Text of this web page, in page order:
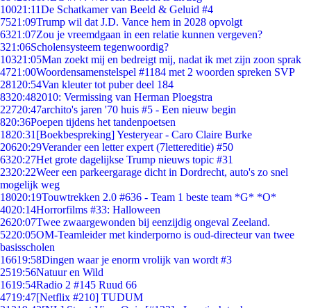
10021:11De Schatkamer van Beeld & Geluid #4
7521:09Trump wil dat J.D. Vance hem in 2028 opvolgt
6321:07Zou je vreemdgaan in een relatie kunnen vergeven?
321:06Scholensysteem tegenwoordig?
10321:05Man zoekt mij en bedreigt mij, nadat ik met zijn zoon sprak
4721:00Woordensamenstelspel #1184 met 2 woorden spreken SVP
281 20:54Van kleuter tot puber deel 184
8320:482010: Vermissing van Herman Ploegstra
22720:47archito's jaren '70 huis #5 - Een nieuw begin
820:36Poepen tijdens het tandenpoetsen
1820:31 [Boekbespreking] Yesteryear - Caro Claire Burke
20620:29Verander een letter expert (7lettereditie) #50
6320:27Het grote dagelijkse Trump nieuws topic #31
2320:22Weer een parkeergarage dicht in Dordrecht, auto's zo snel
mogelijk weg
18020:19Touwtrekken 2.0 #636 - Team 1 beste team *G* *O*
4020:14Horrorfilms #33: Halloween
2620:07Twee zwaargewonden bij eenzijdig ongeval Zeeland.
5220:05OM-Teamleider met kinderporno is oud-directeur van twee
basisscholen
16619:58Dingen waar je enorm vrolijk van wordt #3
2519:56Natuur en Wild
1619:54Radio 2 #145 Ruud 66
4719:47[Netflix #210] TUDUM